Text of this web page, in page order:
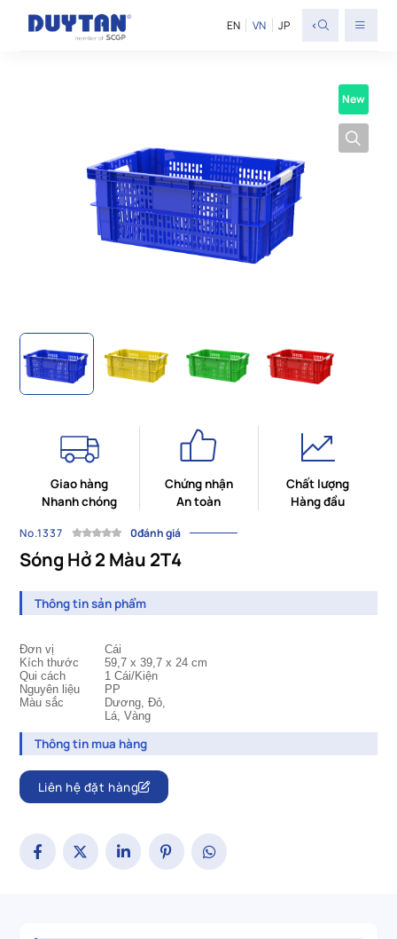
EN VN JP <
New
Giao hàng
Nhanh chóng
Chứng nhận
An toàn
Chất lượng
Hàng đầu
No.1337 0đánh giá
Sóng Hở 2 Màu 2T4
Thông tin sản phẩm
Đơn vị
Cái
Kích thước
59,7 x 39,7 x 24 cm
Qui cách
		1
Cái/Kiện
Nguyên liệu
PP
Màu sắc
Dương, Đỏ,
Lá, Vàng
Thông tin mua hàng
Liên hệ đặt hàng